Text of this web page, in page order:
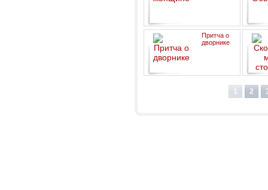
Притча о
дворнике
1 2